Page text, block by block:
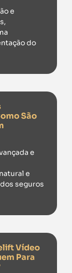
e
do
São
e
e
seguros
Vídeo
Para